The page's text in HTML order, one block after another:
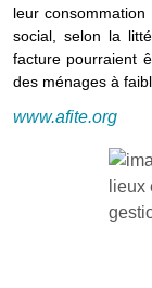
leur
social, selon la
facture pourraient
des ménages à
www.afite.org